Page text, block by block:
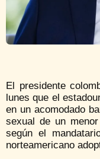
El presidente
lunes que el
en un acomodado
sexual de un
según el
norteamericano